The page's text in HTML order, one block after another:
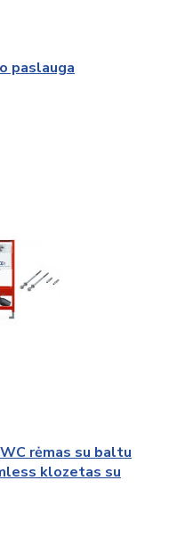
paslauga
rėmas su baltu
klozetas su